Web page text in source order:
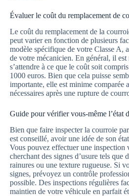
Évaluer le coût du remplacement de
Le coût du remplacement de la
peut varier en fonction de plusieurs
modèle spécifique de votre Classe A,
de votre mécanicien. En général, il est
s’attendre à ce que le coût soit
1000 euros. Bien que cela puisse
importante, elle est minime comparée
nécessaires après une rupture de
Guide pour vérifier vous-même l’état
Bien que faire inspecter la courroie
est conseillé, avoir une idée de son
Vous pouvez effectuer une inspection
cherchant des signes d’usure tels que
rainures ou une texture rugueuse. Si
signes, prévoyez un contrôle
possible. Des inspections régulières
maintien de votre véhicule en parfait